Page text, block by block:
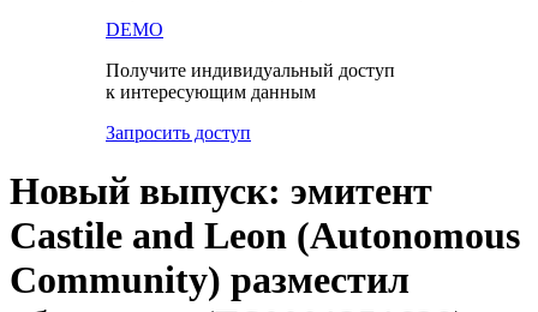
DEMO
Получите индивидуальный доступ
к интересующим данным
Запросить доступ
Новый выпуск: эмитент
Castile and Leon (Autonomous
Community) разместил